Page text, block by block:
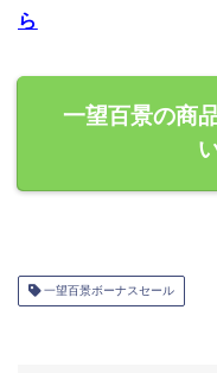
ら
一望百景の商
一望百景ボーナスセール